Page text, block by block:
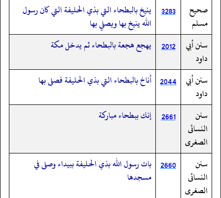
صحيح
مسلم
3283
ينيخ بالبطحاء التي بذي الحليفة التي كان رسول
الله ينيخ بها ويصلي بها
سنن أبي
داود
2012 يهجع هجعة بالبطحاء ثم يدخل مكة
سنن أبي
داود
2044 أناخ بالبطحاء التي بذي الحليفة فصلى بها
سنن
النسائى
الصغرى
2661 إنك ببطحاء مباركة
سنن
النسائى
الصغرى
2660 بات رسول الله بذي الحليفة ببيداء وصلى في
مسجدها